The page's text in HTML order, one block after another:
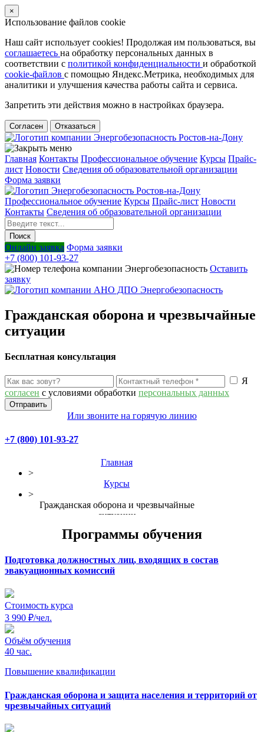
×
Использование файлов cookie
Наш сайт использует cookies! Продолжая им пользоваться, вы
соглашаетесь на обработку персональных данных в
соответствии с политикой конфиденциальности и обработкой
cookie-файлов с помощью Яндекс.Метрика, необходимых для
аналитики и улучшения качества работы сайта и сервиса.
Запретить эти действия можно в настройках браузера.
Согласен Отказаться
Главная Контакты Профессиональное обучение Курсы Прайс-
лист Новости Cведения об образовательной организации
Форма заявки
Профессиональное обучение Курсы Прайс-лист Новости
Контакты Cведения об образовательной организации
Онлайн заявка Форма заявки
+7 (800) 101-93-27
Оставить
заявку
Гражданская оборона и чрезвычайные
ситуации
Бесплатная консультация
Я
согласен с условиями обработки персональных данных
Или звоните на горячую линию
+7 (800) 101-93-27
Главная
>
Курсы
>
Гражданская оборона и чрезвычайные
ситуации
Программы обучения
Подготовка должностных лиц, входящих в состав
эвакуационных комиссий
Стоимость курса
3 990 ₽/чел.
Объём обучения
40 час.
Повышение квалификации
Гражданская оборона и защита населения и территорий от
чрезвычайных ситуаций